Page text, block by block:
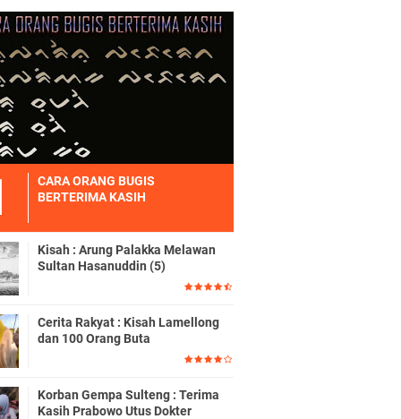
CARA ORANG BUGIS
BERTERIMA KASIH
Kisah : Arung Palakka Melawan
Sultan Hasanuddin (5)
Cerita Rakyat : Kisah Lamellong
dan 100 Orang Buta
Korban Gempa Sulteng : Terima
Kasih Prabowo Utus Dokter